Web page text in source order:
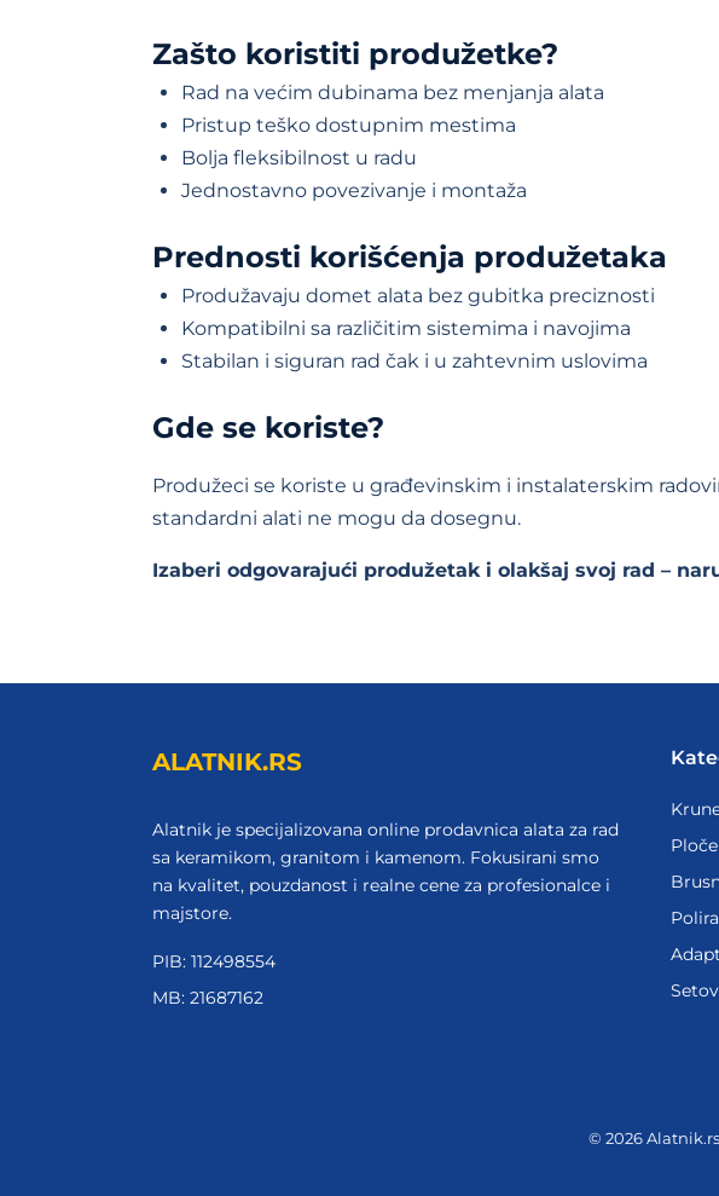
Zašto koristiti produžetke?
Rad na većim dubinama bez menjanja alata
Pristup teško dostupnim mestima
Bolja fleksibilnost u radu
Jednostavno povezivanje i montaža
Prednosti korišćenja produžetaka
Produžavaju domet alata bez gubitka preciznosti
Kompatibilni sa različitim sistemima i navojima
Stabilan i siguran rad čak i u zahtevnim uslovima
Gde se koriste?
Produžeci se koriste u građevinskim i instalaterskim
standardni alati ne mogu da dosegnu.
Izaberi odgovarajući produžetak i olakšaj svoj rad –
ALATNIK.RS
Alatnik je specijalizovana online prodavnica alata za rad
sa keramikom, granitom i kamenom. Fokusirani smo
na kvalitet, pouzdanost i realne cene za profesionalce i
majstore.
PIB: 112498554
MB: 21687162
Ploče
© 2026